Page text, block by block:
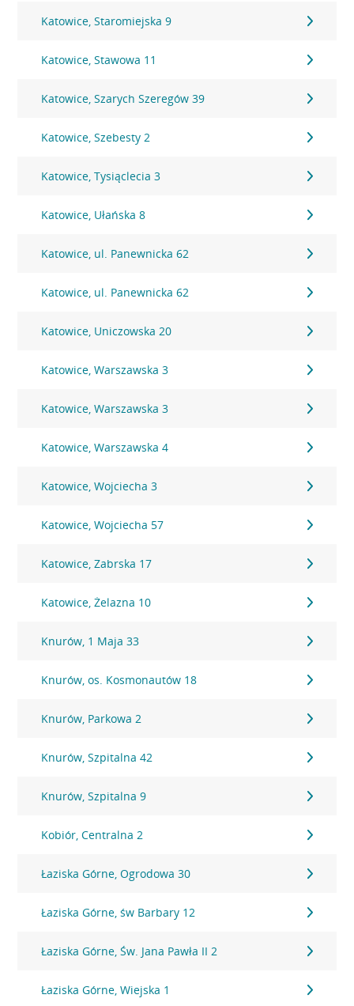
Katowice, Staromiejska 9
Katowice, Stawowa 11
Katowice, Szarych Szeregów 39
Katowice, Szebesty 2
Katowice, Tysiąclecia 3
Katowice, Ułańska 8
Katowice, ul. Panewnicka 62
Katowice, ul. Panewnicka 62
Katowice, Uniczowska 20
Katowice, Warszawska 3
Katowice, Warszawska 3
Katowice, Warszawska 4
Katowice, Wojciecha 3
Katowice, Wojciecha 57
Katowice, Zabrska 17
Katowice, Żelazna 10
Knurów, 1 Maja 33
Knurów, os. Kosmonautów 18
Knurów, Parkowa 2
Knurów, Szpitalna 42
Knurów, Szpitalna 9
Kobiór, Centralna 2
Łaziska Górne, Ogrodowa 30
Łaziska Górne, św Barbary 12
Łaziska Górne, Św. Jana Pawła II 2
Łaziska Górne, Wiejska 1